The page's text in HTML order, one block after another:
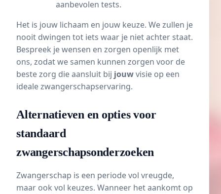
aanbevolen tests.
Het is jouw lichaam en jouw keuze. We zullen je
nooit dwingen tot iets waar je niet achter staat.
Bespreek je wensen en zorgen openlijk met
ons, zodat we samen kunnen zorgen voor de
beste zorg die aansluit bij jouwvisie op een
ideale zwangerschapservaring.
Alternatieven en opties voor
standaard
zwangerschapsonderzoeken
Zwangerschap is een periode vol vreugde,
maar ook vol keuzes. Wanneer het aankomt op